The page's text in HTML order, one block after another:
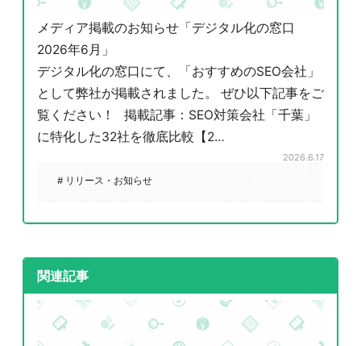
メディア掲載のお知らせ「デジタル化の窓口
2026年6月」
デジタル化の窓口にて、「おすすめのSEO会社」
として弊社が掲載されました。 ぜひ以下記事をご
覧ください！ 掲載記事：SEO対策会社「千葉」
に特化した32社を徹底比較【2…
2026.6.17
# リリース・お知らせ
関連記事